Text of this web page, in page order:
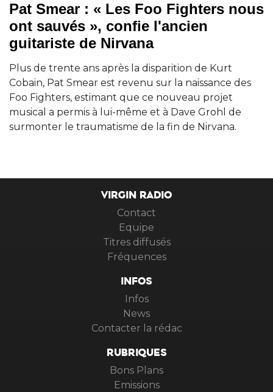
Pat Smear : « Les Foo Fighters nous
ont sauvés », confie l'ancien
guitariste de Nirvana
Plus de trente ans après la disparition de Kurt
Cobain, Pat Smear est revenu sur la naissance des
Foo Fighters, estimant que ce nouveau projet
musical a permis à lui-même et à Dave Grohl de
surmonter le traumatisme de la fin de Nirvana.
VIRGIN RADIO
Contact
Equipe
Titres diffusés
Fréquences
INFOS
Infos
News
Contacter la rédac
RUBRIQUES
Bons Plans
Emissions